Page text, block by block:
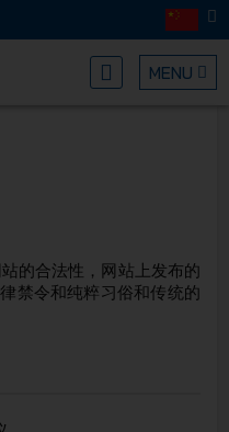
MENU
的合法性，网站上发布的
禁令和纯粹习俗和传统的